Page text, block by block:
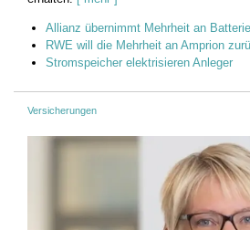
Allianz übernimmt Mehrheit an
RWE will die Mehrheit an Amprion
Stromspeicher elektrisieren Anleger
Versicherungen